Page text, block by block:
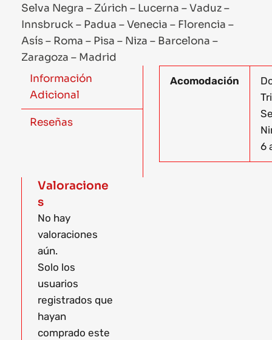
Selva Negra – Zúrich – Lucerna – Vaduz –
Innsbruck – Padua – Venecia – Florencia –
Asís – Roma – Pisa – Niza – Barcelona –
Zaragoza – Madrid
Información
Adicional
Reseñas
Acomodación
6
Valoracione
s
No hay
valoraciones
aún.
Solo los
usuarios
registrados que
hayan
comprado este